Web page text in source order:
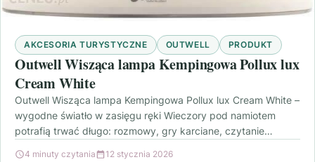
AKCESORIA TURYSTYCZNE OUTWELL PRODUKT
Outwell Wisząca lampa Kempingowa Pollux lux
Cream White
Outwell Wisząca lampa Kempingowa Pollux lux Cream White –
wygodne światło w zasięgu ręki Wieczory pod namiotem
potrafią trwać długo: rozmowy, gry karciane, czytanie…
4 minuty czytania 12 stycznia 2026